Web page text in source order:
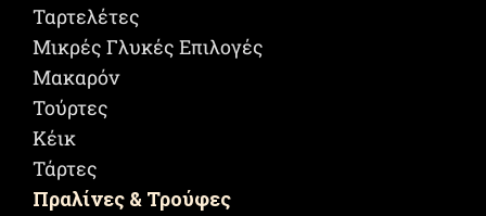
Ταρτελέτες
Μικρές Γλυκές Επιλογές
Μακαρόν
Τούρτες
Κέικ
Τάρτες
Πραλίνες & Τρούφες